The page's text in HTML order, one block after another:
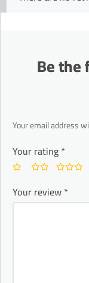
Be the
Your email address
Your rating*
Your review*